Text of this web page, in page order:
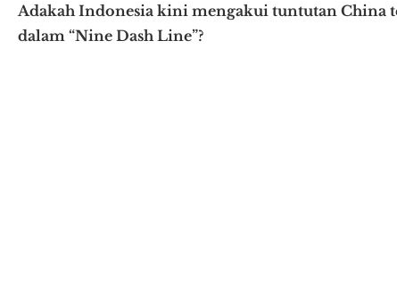
Adakah Indonesia kini mengakui tuntutan China
dalam “Nine Dash Line”?